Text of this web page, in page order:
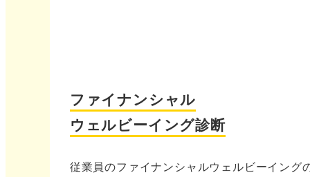
ファイナンシャル
ウェルビーイング診断
従業員のファイナンシャルウェルビーイング